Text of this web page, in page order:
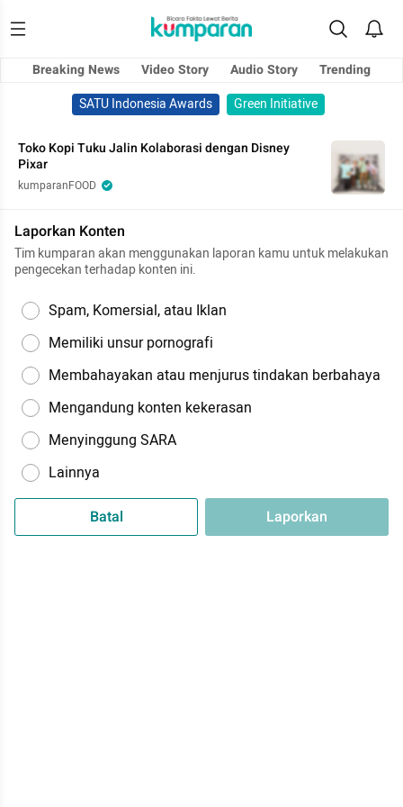
Breaking News Video Story Audio Story
Trending
SATU Indonesia Awards
Green Initiative
Toko Kopi Tuku Jalin Kolaborasi dengan Disney
Pixar
kumparanFOOD
Laporkan Konten
Tim kumparan akan menggunakan laporan kamu untuk melakukan
pengecekan terhadap konten ini.
Spam, Komersial, atau Iklan
Memiliki unsur pornografi
Membahayakan atau menjurus tindakan berbahaya
Mengandung konten kekerasan
Menyinggung SARA
Lainnya
Batal Laporkan